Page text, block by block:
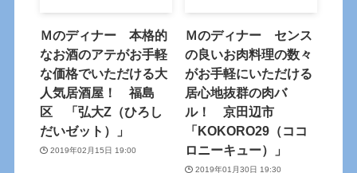
Ｍのディナー 本格的
なお酒のアテがお手軽
な価格でいただける大
人気居酒屋！ 福島
区 「弘大Z（ひろし
だいゼット）」
2019年02月15日 19:00
Ｍのディナー センス
の良いお肉料理の数々
がお手軽にいただける
居心地抜群の肉バ
ル！ 京田辺市
「KOKORO29（ココ
ロニーキュー）」
2019年01月30日 19:30